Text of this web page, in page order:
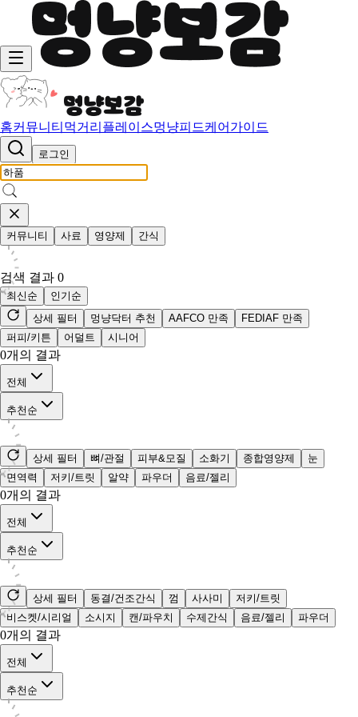
홈커뮤니티 먹거리 플레이스멍냥피드케어가이드
로그인
커뮤니티 사료 영양제 간식
검색 결과 0
최신순
인기순
상세 필터
멍냥닥터 추천 AAFCO 만족
FEDIAF 만족
퍼피/키튼
어덜트 시니어
0개의 결과
전체
추천순
상세 필터 뼈/관절 피부&모질 소화기 종합영양제
눈
면역력
저키/트릿 알약 파우더 음료/젤리
0개의 결과
전체
추천순
상세 필터 동결/건조간식 껌 사사미
저키/트릿
비스켓/시리얼
소시지 캔/파우치 수제간식 음료/젤리 파우더
0개의 결과
전체
추천순